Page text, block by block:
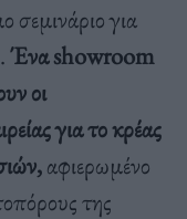
σεμινάριο για
Ένα showroom
οι
για το κρέας
αφιερωμένο
της